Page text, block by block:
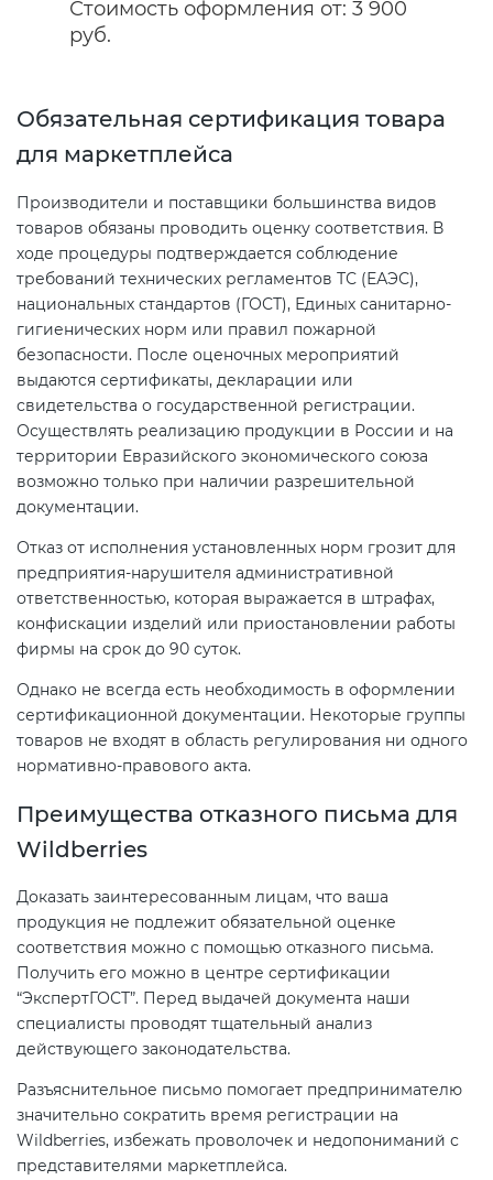
Стоимость оформления от: 3 900
руб.
Обязательная сертификация товара
для маркетплейса
Производители и поставщики большинства видов
товаров обязаны проводить оценку соответствия. В
ходе процедуры подтверждается соблюдение
требований технических регламентов ТС (ЕАЭС),
национальных стандартов (ГОСТ), Единых санитарно-
гигиенических норм или правил пожарной
безопасности. После оценочных мероприятий
выдаются сертификаты, декларации или
свидетельства о государственной регистрации.
Осуществлять реализацию продукции в России и на
территории Евразийского экономического союза
возможно только при наличии разрешительной
документации.
Отказ от исполнения установленных норм грозит для
предприятия-нарушителя административной
ответственностью, которая выражается в штрафах,
конфискации изделий или приостановлении работы
фирмы на срок до 90 суток.
Однако не всегда есть необходимость в оформлении
сертификационной документации. Некоторые группы
товаров не входят в область регулирования ни одного
нормативно-правового акта.
Преимущества отказного письма для
Wildberries
Доказать заинтересованным лицам, что ваша
продукция не подлежит обязательной оценке
соответствия можно с помощью отказного письма.
Получить его можно в центре сертификации
“ЭкспертГОСТ”. Перед выдачей документа наши
специалисты проводят тщательный анализ
действующего законодательства.
Разъяснительное письмо помогает предпринимателю
значительно сократить время регистрации на
Wildberries, избежать проволочек и недопониманий с
представителями маркетплейса.
Сертификация электротехники
Сертификация ресурсов
Остальное
БАДы
Декларирование косметики (ТР
ТС 009)
Декларирование оборудования
по схеме 5Д (ТР ТС 010)
Декларирование пищевой
продукции (ТР ТС 021)
Декларирование алкогольной
продукции (ТР ЕАЭС 047)
Декларирование
электромагнитной
совместимости (ТР ТС 020)
Сертификация детских товаров
(ТР ТС 007)
Сертификация товаров легкой
промышленности (ТР ТС 017)
оборудования (ТР ТС 010)
индивидуальной защиты (ТР ТС
019)
Действующие технические
регламенты